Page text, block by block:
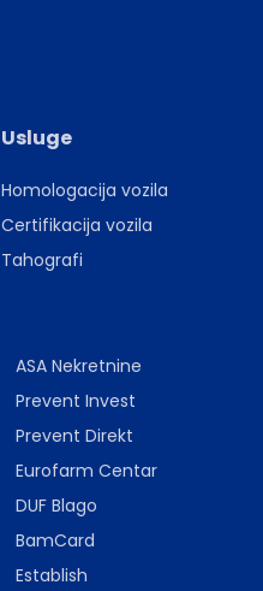
Usluge
Homologacija vozila
Certifikacija vozila
Tahografi
ASA Nekretnine
Prevent Invest
Prevent Direkt
Eurofarm Centar
DUF Blago
BamCard
Establish